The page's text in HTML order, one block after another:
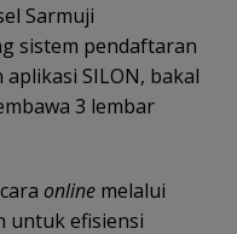
Sarmuji
sistem pendaftaran
SILON, bakal
3 lembar
online melalui
untuk efisiensi